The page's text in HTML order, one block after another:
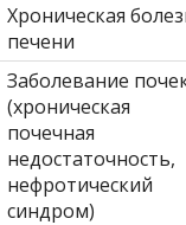
Хроническая
печени
Заболевание
(хроническая
почечная
недостаточность,
нефротический
синдром)